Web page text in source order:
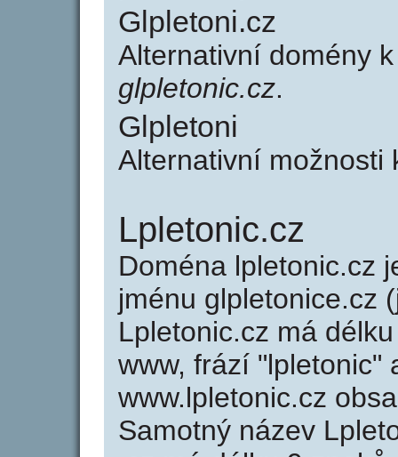
Glpletoni.cz
Alternativní domény
glpletonic.cz.
Glpletoni
Alternativní
Lpletonic.cz
Doména lpletonic.cz
jménu glpletonice.cz
Lpletonic.cz má
www, frází "lpletonic"
www.lpletonic.cz
Samotný název